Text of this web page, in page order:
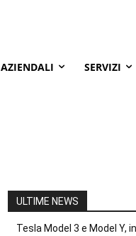
AZIENDALI SERVIZI
ULTIME NEWS
Tesla Model 3 e Model Y,